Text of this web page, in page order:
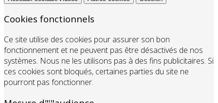
Cookies fonctionnels
Ce site utilise des cookies pour assurer son bon
fonctionnement et ne peuvent pas être désactivés de nos
systèmes. Nous ne les utilisons pas à des fins publicitaires. Si
ces cookies sont bloqués, certaines parties du site ne
pourront pas fonctionner.